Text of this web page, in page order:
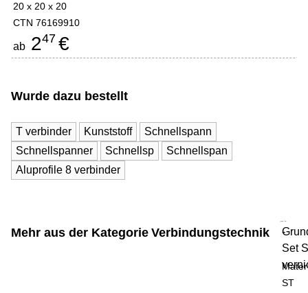
20 x 20 x 20
CTN 76169910
ab 247 €
Wurde dazu bestellt
T verbinder Kunststoff
Schnellspann
Schnellspanner
Schnellsp
Schnellspan
Aluprofile 8 verbinder
Mehr aus der Kategorie Verbindungstechnik
Set
-
ST